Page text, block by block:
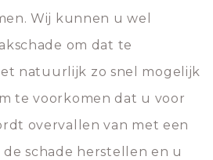
Wij kunnen u wel
om dat te
natuurlijk zo snel mogelijk
te voorkomen dat u voor
overvallen van met een
de schade herstellen en u